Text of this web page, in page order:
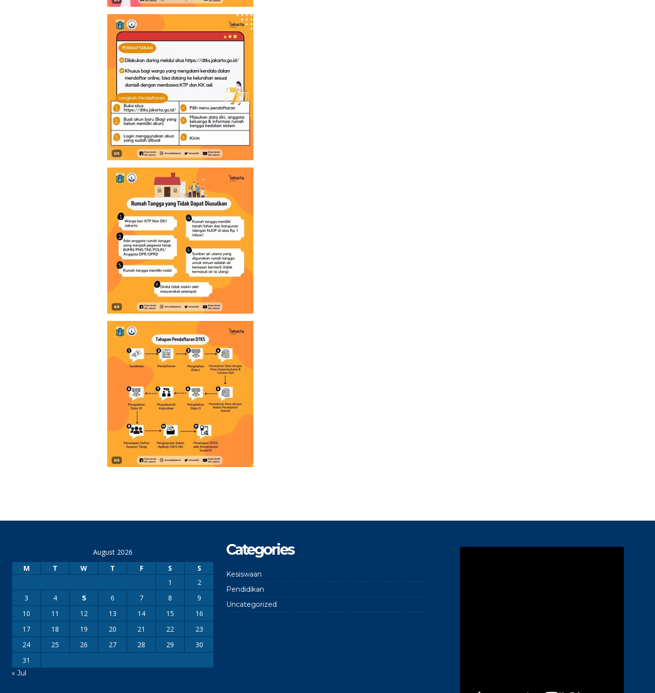
August 2026
M
T W T F S
S
1
2
3
4 5 6 7 8
9
10
11 12 13 14 15
16
17
18 19 20 21 22
23
24
25 26 27 28 29
30
31
« Jul
Categories
Kesiswaan
Pendidikan
Uncategorized